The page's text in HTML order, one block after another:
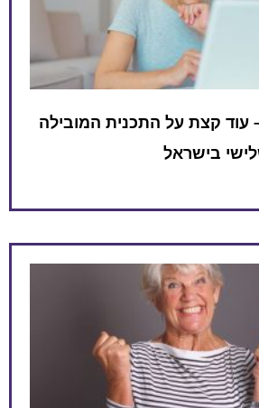
עוד קצת על התכנית המובילה
בישראל